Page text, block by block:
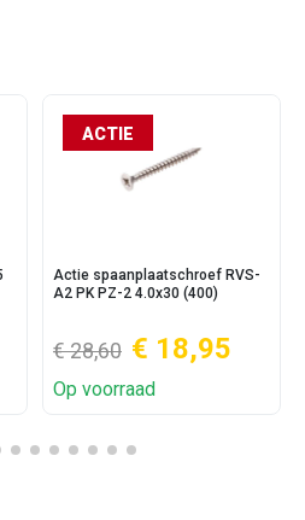
ACTIE
Actie spaanplaatschroef RVS-
A2 PK PZ-2 4.0x30 (400)
€ 28,60 € 18,95
Op voorraad